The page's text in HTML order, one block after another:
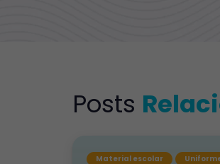
Posts
Material escolar